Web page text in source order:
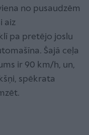
no pusaudzēm
aiz
pa pretējo joslu
Šajā ceļa
ir 90 km/h, un,
spēkrata